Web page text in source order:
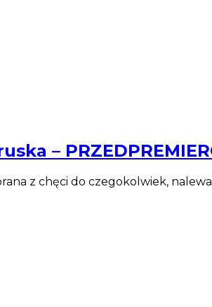
–
z chęci do czegokolwiek,